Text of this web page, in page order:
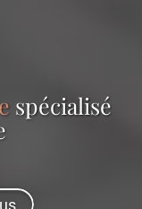
spécialisé